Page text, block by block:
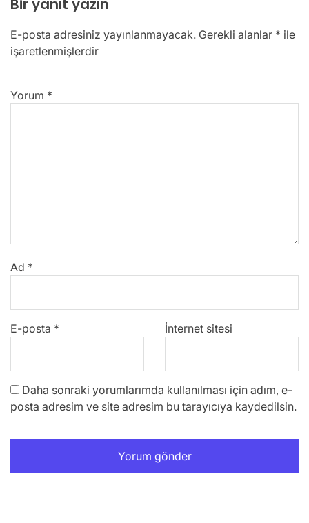
Bir yanıt yazın
E-posta adresiniz yayınlanmayacak. Gerekli alanlar * ile
işaretlenmişlerdir
Yorum *
Ad *
E-posta * İnternet sitesi
Daha sonraki yorumlarımda kullanılması için adım, e-
posta adresim ve site adresim bu tarayıcıya kaydedilsin.